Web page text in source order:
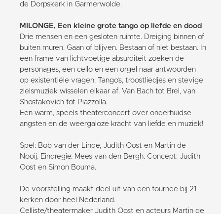
de Dorpskerk in Garmerwolde.
MILONGE, Een kleine grote tango op liefde en dood
Drie mensen en een gesloten ruimte. Dreiging binnen of
buiten muren. Gaan of blijven. Bestaan of niet bestaan. In
een frame van lichtvoetige absurditeit zoeken de
personages, een cello en een orgel naar antwoorden
op existentiële vragen. Tango’s, troostliedjes en stevige
zielsmuziek wisselen elkaar af. Van Bach tot Brel, van
Shostakovich tot Piazzolla.
Een warm, speels theaterconcert over onderhuidse
angsten en de weergaloze kracht van liefde en muziek!
Spel: Bob van der Linde, Judith Oost en Martin de
Nooij. Eindregie: Mees van den Bergh. Concept: Judith
Oost en Simon Bouma.
De voorstelling maakt deel uit van een tournee bij 21
kerken door heel Nederland.
Celliste/theatermaker Judith Oost en acteurs Martin de